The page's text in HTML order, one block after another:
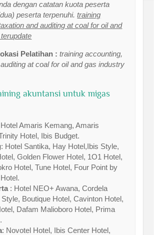
dengan catatan kuota peserta
peserta terpenuhi.training
and auditing at coal for oil and
Pelatihan :training accounting,
at coal for oil and gas industry
akuntansi untuk migas
Amaris Kemang, Amaris
Hotel, Ibis Budget.
: Hotel Santika, Hay Hotel,Ibis Style,
Golden Flower Hotel, 1O1 Hotel,
Hotel, Tune Hotel, Four Point by
: Hotel NEO+ Awana, Cordela
Boutique Hotel, Cavinton Hotel,
Dafam Malioboro Hotel, Prima
: Novotel Hotel, Ibis Center Hotel,